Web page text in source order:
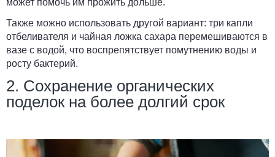
может помочь им прожить дольше.
Также можно использовать другой вариант: три капли
отбеливателя и чайная ложка сахара перемешиваются в
вазе с водой, что воспрепятствует помутнению воды и
росту бактерий.
2. Сохранение органических
поделок на более долгий срок